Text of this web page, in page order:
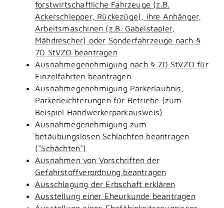
forstwirtschaftliche Fahrzeuge (z.B.
Ackerschlepper, Rückezüge), ihre Anhänger,
Arbeitsmaschinen (z.B. Gabelstapler,
Mähdrescher) oder Sonderfahrzeuge nach §
70 StVZO beantragen
Ausnahmegenehmigung nach § 70 StVZO für
Einzelfahrten beantragen
Ausnahmegenehmigung Parkerlaubnis,
Parkerleichterungen für Betriebe (zum
Beispiel Handwerkerparkausweis)
Ausnahmegenehmigung zum
betäubungslosen Schlachten beantragen
("Schächten")
Ausnahmen von Vorschriften der
Gefahrstoffverordnung beantragen
Ausschlagung der Erbschaft erklären
Ausstellung einer Eheurkunde beantragen